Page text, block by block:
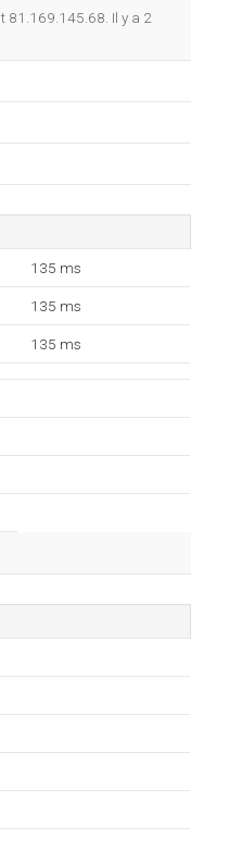
81.169.145.68. Il y a 2
135 ms
135 ms
135 ms